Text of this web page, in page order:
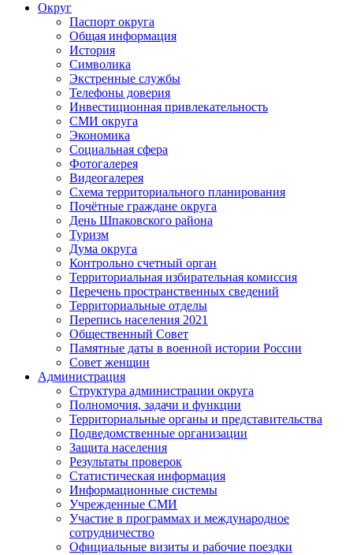
Округ
Паспорт округа
Общая информация
История
Символика
Экстренные службы
Телефоны доверия
Инвестиционная привлекательность
СМИ округа
Экономика
Социальная сфера
Фотогалерея
Видеогалерея
Схема территориального планирования
Почётные граждане округа
День Шпаковского района
Туризм
Дума округа
Контрольно счетный орган
Территориальная избирательная комиссия
Перечень пространственных сведений
Территориальные отделы
Перепись населения 2021
Общественный Совет
Памятные даты в военной истории России
Совет женщин
Администрация
Структура администрации округа
Полномочия, задачи и функции
Территориальные органы и представительства
Подведомственные организации
Защита населения
Результаты проверок
Статистическая информация
Информационные системы
Учрежденные СМИ
Участие в программах и международное
сотрудничество
Официальные визиты и рабочие поездки